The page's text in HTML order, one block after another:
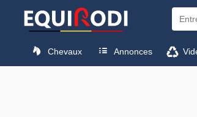
Chevaux Annonces